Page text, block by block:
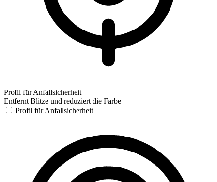
Profil für Anfallsicherheit
Entfernt Blitze und reduziert die Farbe
Profil für Anfallsicherheit